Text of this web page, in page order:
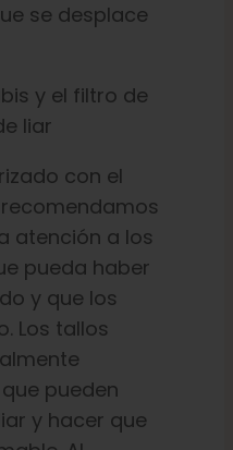
se desplace
con el
atención a los
pueda haber
y que los
Los tallos
pueden
y hacer que